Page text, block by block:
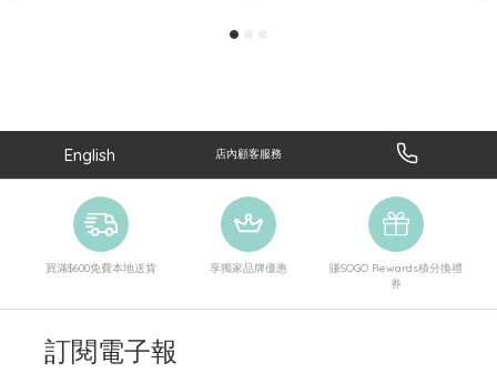
English 店內顧客服務
買滿$600免費本地送貨 享獨家品牌優惠
賺SOGO Rewards積分換禮
券
訂閱電子報